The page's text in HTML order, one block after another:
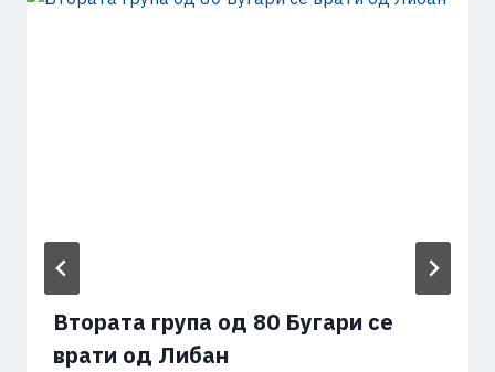
Втората група од 80 Бугари се
врати од Либан